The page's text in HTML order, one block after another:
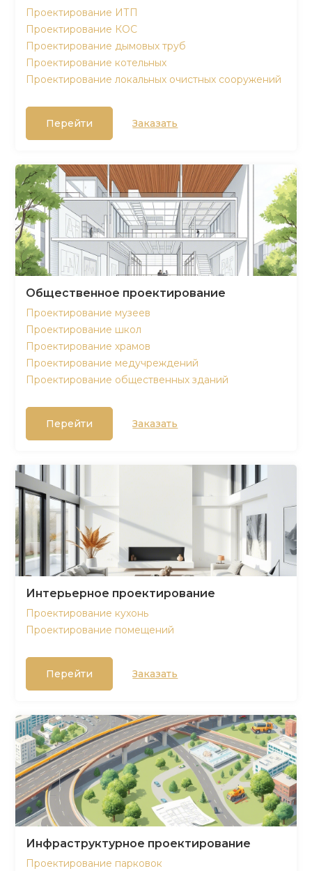
Проектирование ИТП
Проектирование КОС
Проектирование дымовых труб
Проектирование котельных
Проектирование локальных очистных сооружений
Перейти Заказать
Общественное проектирование
Проектирование музеев
Проектирование школ
Проектирование храмов
Проектирование медучреждений
Проектирование общественных зданий
Перейти Заказать
Интерьерное проектирование
Проектирование кухонь
Проектирование помещений
Перейти Заказать
Инфраструктурное проектирование
Проектирование парковок